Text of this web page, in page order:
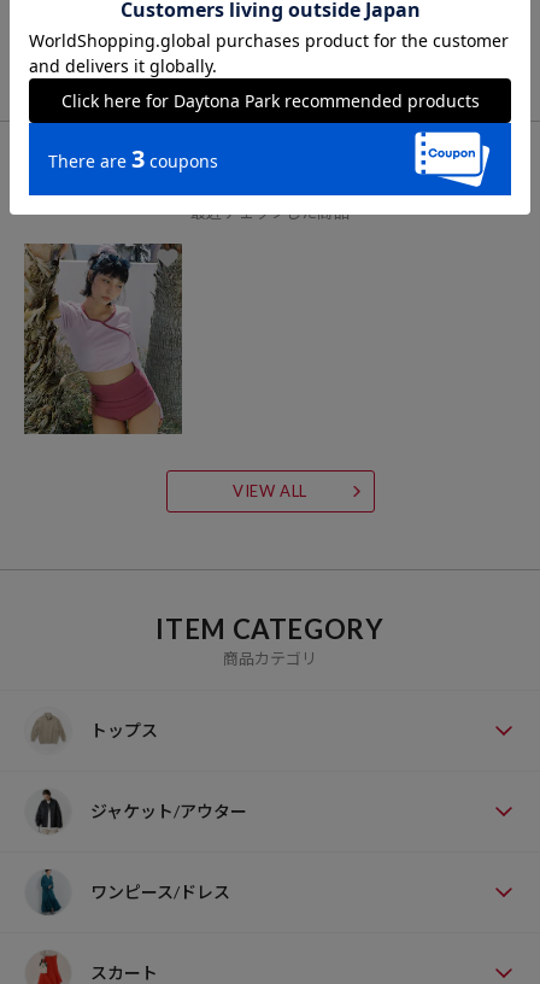
※「参考価格」とは、Daytona Parkにおける対象商品の通常販売（先
行予約・先行割引は含まれません）開始時点の価格です。
ブランド説明
【Ayakawasaki/アヤカワサキ】
Ayakawasakiは鎌倉を拠点とするブランドで女性を中心に幅広い世代
景をイメージしたデザインが魅力です。
新しくアパレルAyakawasaki Closetも展開しており、新商品が登場し
ています。
【FREAK'S STORE/フリークスストア】
「アメリカの豊かさとワクワク・ドキドキを日本に伝えたい」という
想いからスタート。
が本当に良いと思うものをセレクト。積極的に楽しむ生活体験者＝フ
VIEW ALL
最近チェックした商品
VIEW ALL
ITEM CATEGORY
商品カテゴリ
トップス
ジャケット/アウター
ワンピース/ドレス
スカート